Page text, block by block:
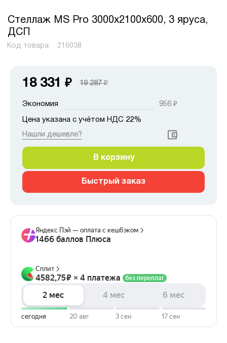
Стеллаж MS Pro 3000х2100х600, 3 яруса,
ДСП
Код товара: 216038
18 331 ₽ 19 287₽
Экономия 956 ₽
Цена указана с учётом НДС 22%
Нашли дешевле?
В корзину
Быстрый заказ